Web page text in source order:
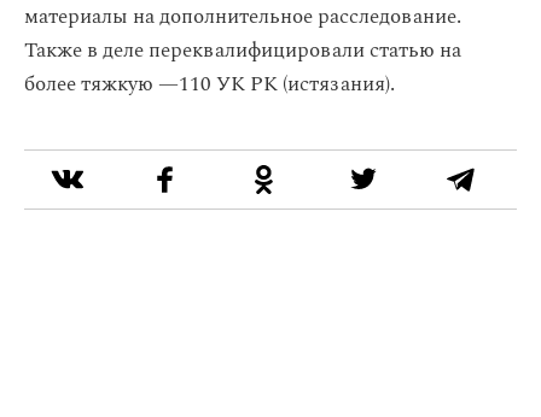
материалы на дополнительное расследование.
Также в деле переквалифицировали статью на
более тяжкую —110 УК РК (истязания).